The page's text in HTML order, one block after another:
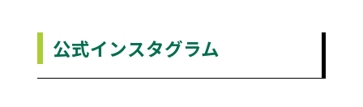
公式インスタグラム